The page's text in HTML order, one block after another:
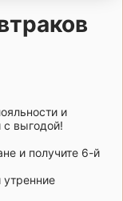
и
выгодой!
и получите 6-й
утренние